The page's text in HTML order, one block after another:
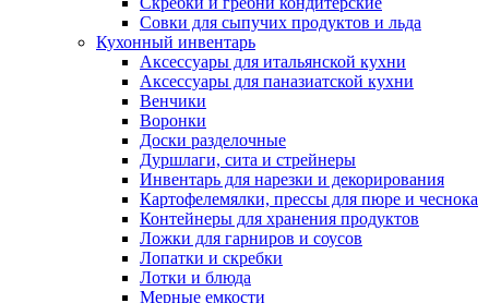
Совки для сыпучих продуктов и льда
Кухонный инвентарь
Аксессуары для итальянской кухни
Аксессуары для паназиатской кухни
Венчики
Воронки
Доски разделочные
Дуршлаги, сита и стрейнеры
Инвентарь для нарезки и декорирования
Картофелемялки, прессы для пюре и чеснока
Контейнеры для хранения продуктов
Ложки для гарниров и соусов
Лопатки и скребки
Лотки и блюда
Мерные емкости